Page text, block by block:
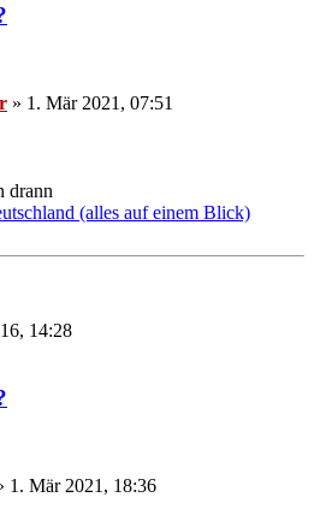
» 1. Mär 2021, 07:51
drann
(alles auf einem Blick)
14:28
1. Mär 2021, 18:36